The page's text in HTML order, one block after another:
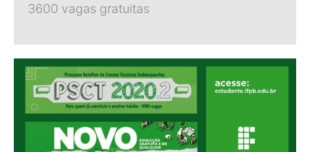
3600 vagas gratuitas